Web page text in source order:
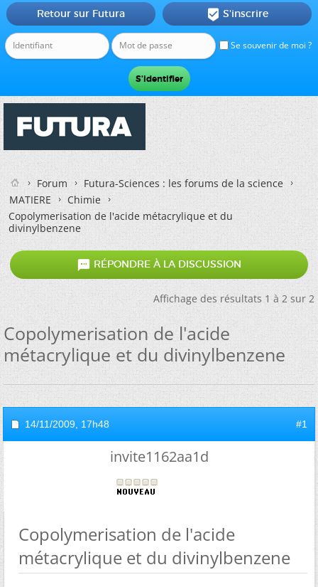
Se souvenir de moi ?
Retour sur Futura  S'inscrire
Forum
Futura-Sciences : les forums de la science
MATIERE
Chimie
Copolymerisation de l'acide métacrylique et du
divinylbenzene
 RÉPONDRE À LA DISCUSSION
Affichage des résultats 1 à 2 sur 2
Copolymerisation de l'acide
métacrylique et du divinylbenzene
14/11/2009, 17h48 #1
invite1162aa1d
Copolymerisation de l'acide
métacrylique et du divinylbenzene